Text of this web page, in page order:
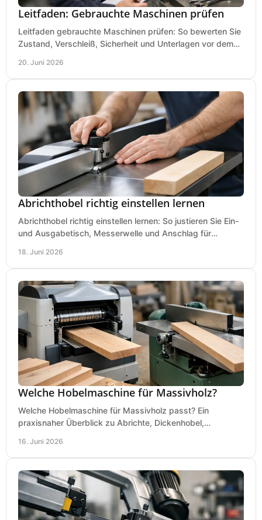
Leitfaden: Gebrauchte Maschinen prüfen
Leitfaden gebrauchte Maschinen prüfen: So bewerten Sie
Zustand, Verschleiß, Sicherheit und Unterlagen vor dem
20. Juni 2026
Abrichthobel richtig einstellen lernen
Abrichthobel richtig einstellen lernen: So justieren Sie Ein-
und Ausgabetisch, Messerwelle und Anschlag für
18. Juni 2026
Welche Hobelmaschine für Massivholz?
Welche Hobelmaschine für Massivholz passt? Ein
praxisnaher Überblick zu Abrichte, Dickenhobel,
16. Juni 2026